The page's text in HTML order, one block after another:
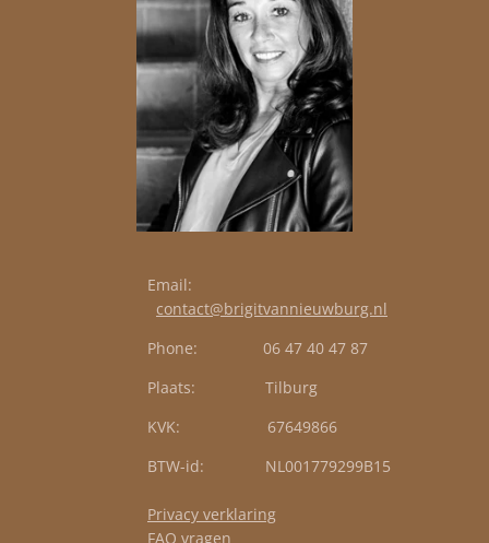
Email:
contact@brigitvannieuwburg.nl
Phone: 06 47 40 47 87
Plaats: Tilburg
KVK: 67649866
BTW-id: NL001779299B15
Privacy verklaring
FAQ vragen